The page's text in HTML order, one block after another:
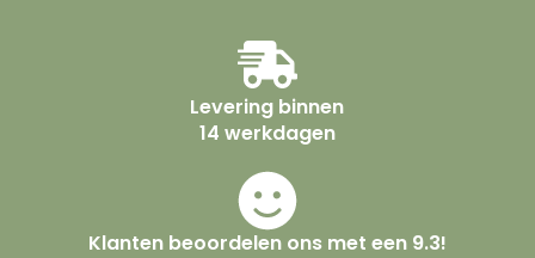
Levering binnen
14 werkdagen
Klanten beoordelen ons met een 9.3!